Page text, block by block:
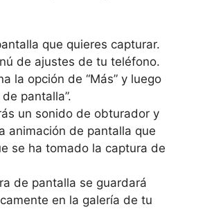
que quieres capturar.
de ajustes de tu teléfono.
la opción de “Más” y luego
pantalla”.
un sonido de obturador y
animación de pantalla que
se ha tomado la captura de
de pantalla se guardará
en la galería de tu